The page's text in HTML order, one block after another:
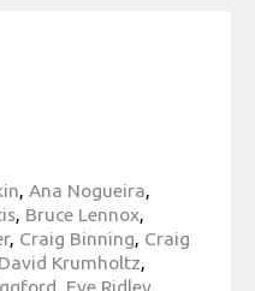
, Ana Nogueira,
, Bruce Lennox,
, Craig Binning, Craig
David Krumholtz,
Eve Ridley